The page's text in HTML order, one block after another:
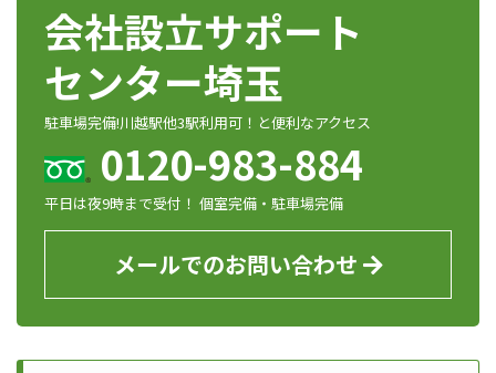
会社設立サポート
センター埼玉
駐車場完備!川越駅他3駅利用可！と便利なアクセス
0120-983-884
平日は夜9時まで受付！ 個室完備・駐車場完備
メールでのお問い合わせ